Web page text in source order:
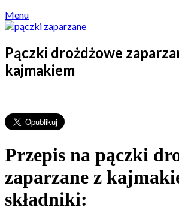
Menu
Pączki drożdżowe
kajmakiem
Przepis na pączki
zaparzane z
składniki: